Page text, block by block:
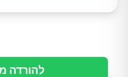
להורדה